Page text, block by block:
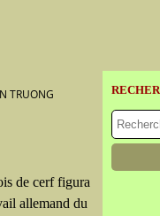
TRUONG
de cerf figura
allemand du